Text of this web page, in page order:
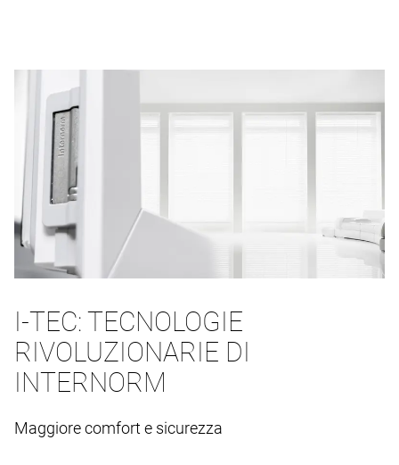
I-TEC: TECNOLOGIE
RIVOLUZIONARIE DI
INTERNORM
Maggiore comfort e sicurezza